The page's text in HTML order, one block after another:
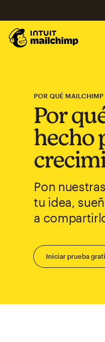
POR QUÉ MAILCHIMP
Por
hecho
Pon
tu idea,
a
Iniciar prueba